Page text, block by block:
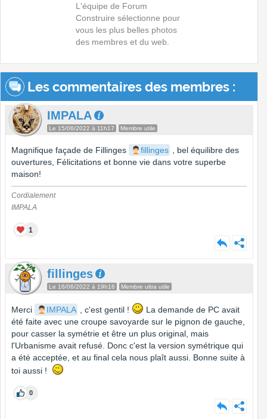
L'équipe de Forum
Construire sélectionne pour
vous les plus belles photos
des membres et du web.
Les commentaires des membres :
IMPALA
Le 15/06/2022 à 11h17 Membre utile
Magnifique façade de Fillinges fillinges
, bel équilibre des
ouvertures, Félicitations et bonne vie dans votre superbe
maison!
Cordialement
IMPALA
1
fillinges
Le 16/06/2022 à 19h16 Membre ultra utile
Merci IMPALA , c'est gentil !
La demande de PC avait
été faite avec une croupe savoyarde sur le pignon de gauche,
pour casser la symétrie et être un plus original, mais
l'Urbanisme avait refusé. Donc c'est la version symétrique qui
a été acceptée, et au final cela nous plaît aussi. Bonne suite à
toi aussi !
0